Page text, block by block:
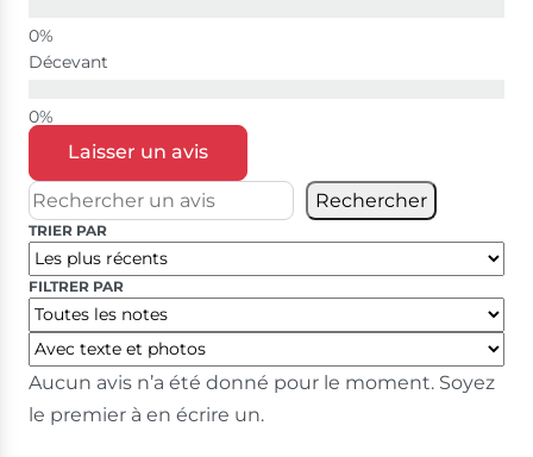
Décevant
Laisser un avis
Rechercher
TRIER PAR
FILTRER PAR
Aucun avis n’a été donné pour le moment. Soyez
le premier à en écrire un.